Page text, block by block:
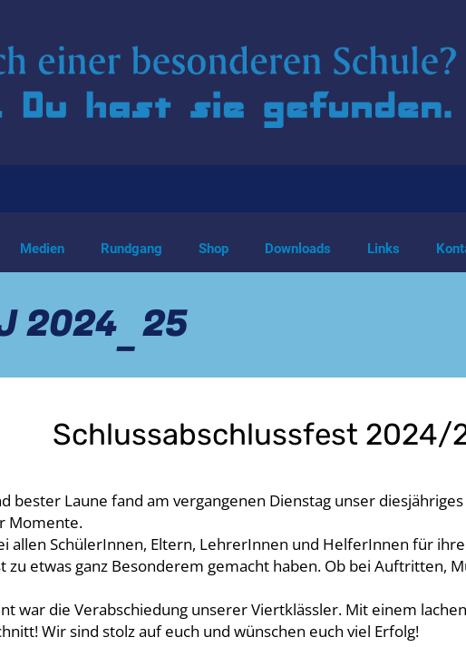
Medien Rundgang Shop Downloads Links
2024_25
Schlussabschlussfest 2024/
bester Laune fand am vergangenen Dienstag unser
Momente.
allen SchülerInnen, Eltern, LehrerInnen und HelferInnen für
etwas ganz Besonderem gemacht haben. Ob bei Auftritten,
war die Verabschiedung unserer Viertklässler. Mit einem
Wir sind stolz auf euch und wünschen euch viel Erfolg!